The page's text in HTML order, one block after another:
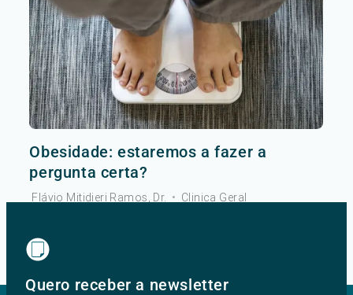
Obesidade: estaremos a fazer a
pergunta certa?
Flávio Mitidieri Ramos, Dr. • Clinica Geral
Quero receber a newsletter